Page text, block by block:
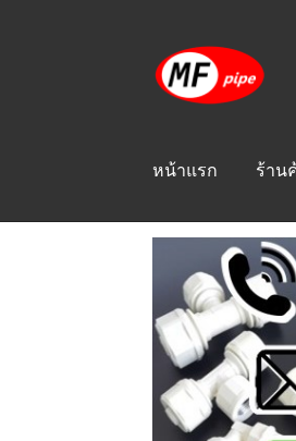
Skip
to
navigation
Skip
to
content
หน้าแรก ร้าน